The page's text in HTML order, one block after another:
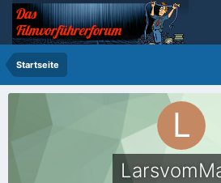
Startseite